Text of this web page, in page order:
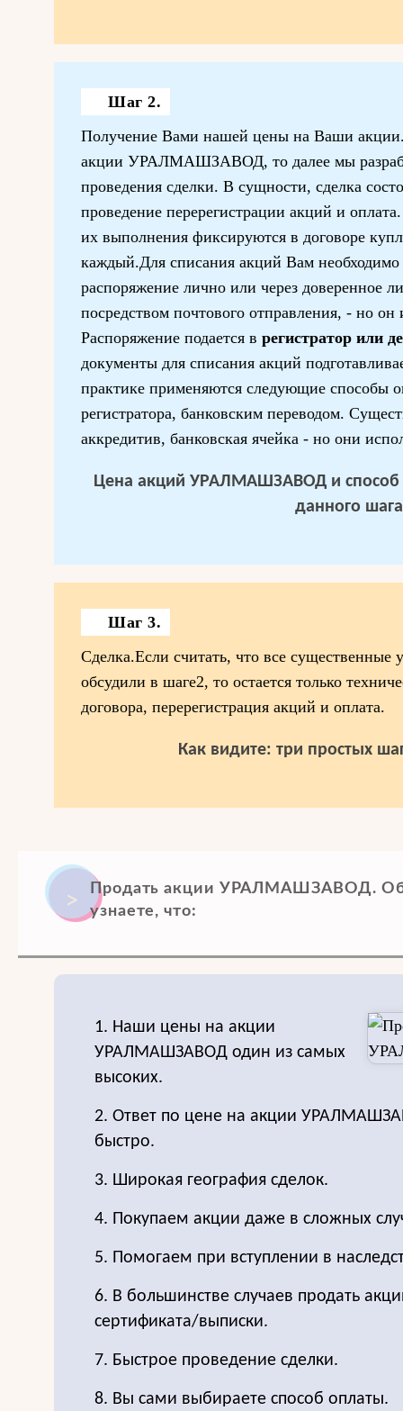
Шаг 2.
Получение Вами нашей цены на Ваши акции.
акции УРАЛМАШЗАВОД, то далее мы
проведения сделки. В сущности, сделка
проведение перерегистрации акций и
их выполнения фиксируются в договоре
каждый.Для списания акций Вам необходимо
распоряжение лично или через доверенное
посредством почтового отправления, - но он
Распоряжение подается в регистратор или
документы для списания акций
практике применяются следующие способы
регистратора, банковским переводом.
аккредитив, банковская ячейка - но они
Цена акций УРАЛМАШЗАВОД и способ
данного
Шаг 3.
Сделка.Если считать, что все
обсудили в шаге2, то остается только
договора, перерегистрация акций и оплата.
Как видите: три простых
Продать акции УРАЛМАШЗАВОД.
узнаете, что:
1. Наши цены на акции
УРАЛМАШЗАВОД один из самых
высоких.
2. Ответ по цене на акции
быстро.
3. Широкая география сделок.
4. Покупаем акции даже в сложных
5. Помогаем при вступлении в
6. В большинстве случаев продать
сертификата/выписки.
7. Быстрое проведение сделки.
8. Вы сами выбираете способ оплаты.